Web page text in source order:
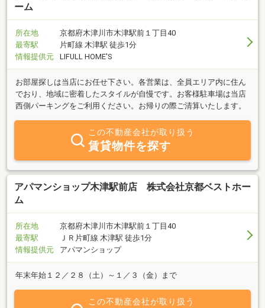
ーム
所在地
京都府木津川市木津駅前１丁目40
最寄駅
片町線 木津駅 徒歩1分
情報提供元
LIFULL HOME'S
お部屋探しは当店にお任せ下さい。各営業は、全員エリア内に住ん
でおり、地域に密着したスタイルが自慢です。お客様駐車場は当店
西側パーキングをご利用ください。お帰りの際ご清算いたします。
この不動産会社が取り扱う
賃貸物件を探す
アパマンショップ木津駅前店 株式会社京都ベストホー
ム
所在地
京都府木津川市木津駅前１丁目40
最寄駅
ＪＲ片町線 木津駅 徒歩1分
情報提供元
アパマンショップ
年末年始１２／２８（土）～１／３（金）まで
この不動産会社が取り扱う